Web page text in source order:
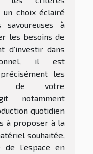
choix éclairé
à
les besoins de
d’investir dans
il est
les
de votre
notamment
quotidien
à proposer à la
souhaitée,
l’espace en